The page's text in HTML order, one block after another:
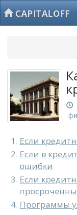
CAPITALOFF
Если
Если в
ошибки
Если
Программы